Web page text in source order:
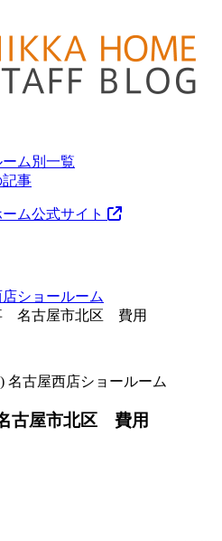
ム別一覧
事
ム公式サイト
ショールーム
名古屋市北区 費用
名古屋西店ショールーム
古屋市北区 費用